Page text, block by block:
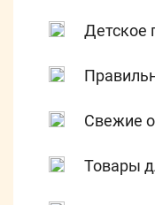
Детское
Свежие
Товары